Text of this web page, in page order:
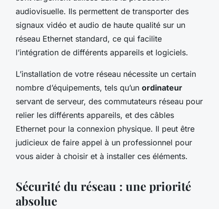
audiovisuelle. Ils permettent de transporter des
signaux vidéo et audio de haute qualité sur un
réseau Ethernet standard, ce qui facilite
l’intégration de différents appareils et logiciels.
L’installation de votre réseau nécessite un certain
nombre d’équipements, tels qu’un ordinateur
servant de serveur, des commutateurs réseau pour
relier les différents appareils, et des câbles
Ethernet pour la connexion physique. Il peut être
judicieux de faire appel à un professionnel pour
vous aider à choisir et à installer ces éléments.
Sécurité du réseau : une priorité
absolue